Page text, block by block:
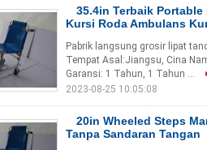
35.4in Terbaik
Kursi Roda Ambulans
Pabrik langsung grosir lipat
Tempat Asal:Jiangsu, Cina
Garansi: 1 Tahun, 1 Tahun ...
2023-08-25 10:05:08
20in Wheeled Steps
Tanpa Sandaran Tangan